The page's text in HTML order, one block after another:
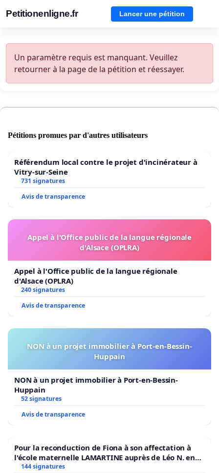
Petitionenligne.fr Lancer une pétition
Un paramètre requis est manquant. Veuillez
retourner à la page de la pétition et réessayer.
Pétitions promues par d'autres utilisateurs
Référendum local contre le projet d'incinérateur à
Vitry-sur-Seine
731 signatures
Avis de transparence
Appel à l'Office public de la langue régionale
d'Alsace (OPLRA)
Appel à l'Office public de la langue régionale
d'Alsace (OPLRA)
240 signatures
Avis de transparence
NON à un projet immobilier à Port-en-Bessin-
Huppain
NON à un projet immobilier à Port-en-Bessin-
Huppain
52 signatures
Avis de transparence
Pour la reconduction de Fiona à son affectation à
l'école maternelle LAMARTINE auprès de Léo N. en
2026/2027
144 signatures